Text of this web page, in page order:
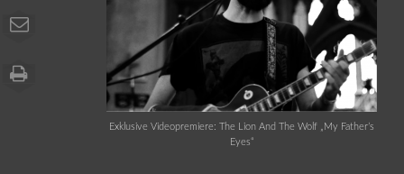
Exklusive Videopremiere: The Lion And The Wolf „My Father’s
Eyes“